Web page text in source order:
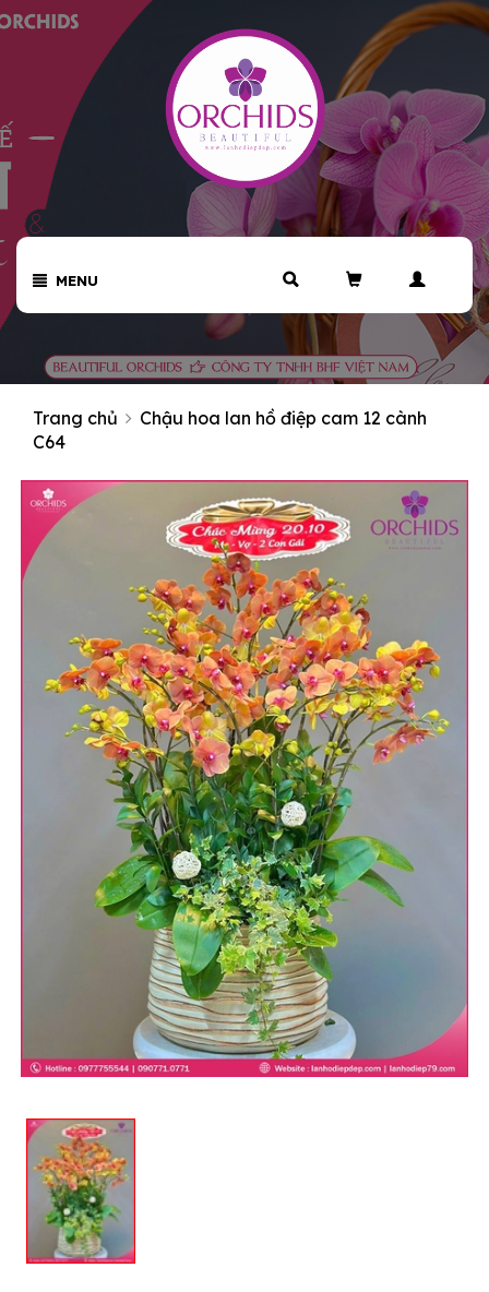
MENU
Trang chủ
Chậu hoa lan hồ điệp cam 12 cành
C64